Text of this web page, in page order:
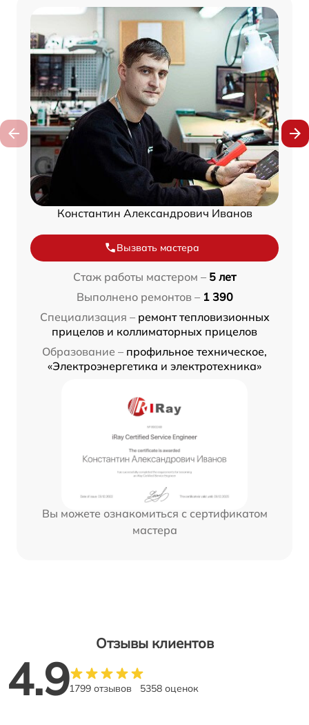
Константин Александрович Иванов
Вызвать мастера
Стаж работы мастером – 5 лет
Выполнено ремонтов – 1 390
Специализация – ремонт тепловизионных
прицелов и коллиматорных прицелов
Образование – профильное техническое,
«Электроэнергетика и электротехника»
Вы можете ознакомиться с сертификатом
мастера
Отзывы клиентов
4.91799 отзывов 5358 оценок